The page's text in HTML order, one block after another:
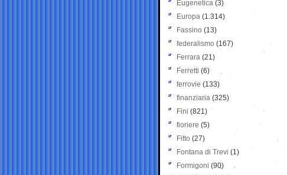
Eugenetica (3)
Europa (1.314)
Fassino (13)
federalismo (167)
Ferrara (21)
Ferretti (6)
ferrovie (133)
finanziaria (325)
Fini (821)
fioriere (5)
Fitto (27)
Fontana di Trevi (1)
Formigoni (90)